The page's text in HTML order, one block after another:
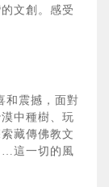
文創。感受
震撼，面對
中種樹、玩
藏傳佛教文
這一切的風